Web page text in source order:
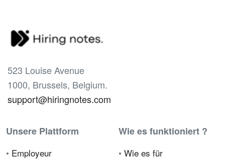
523 Louise Avenue
1000, Brussels, Belgium.
support@hiringnotes.com
Unsere Plattform
• Employeur
Wie es funktioniert ?
• Wie es für